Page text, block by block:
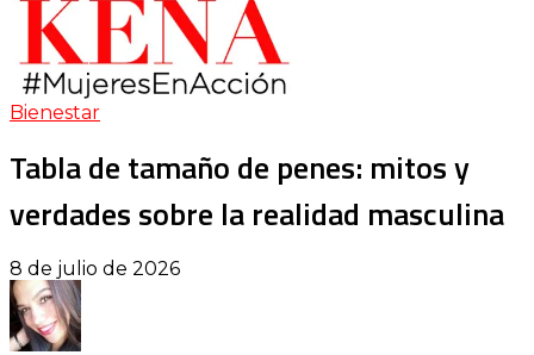
Bienestar
Tabla de tamaño de penes: mitos y
verdades sobre la realidad masculina
8 de julio de 2026